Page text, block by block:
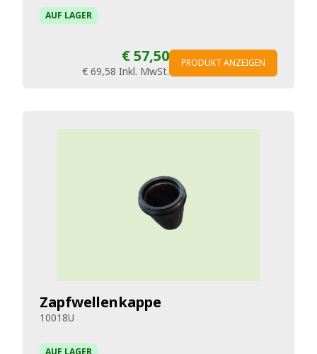
AUF LAGER
€ 57,50
€ 69,58 Inkl. MwSt.
PRODUKT ANZEIGEN
Zapfwellenkappe
10018U
AUF LAGER